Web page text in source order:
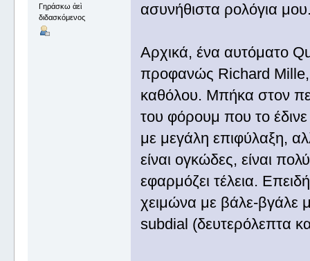
Γηράσκω ἀεὶ
διδασκόμενος
ασυνήθιστα ρολόγια
Αρχικά, ένα αυτόματο
προφανώς Richard Mille,
καθόλου. Μπήκα στον
του φόρουμ που το
με μεγάλη επιφύλαξη,
είναι ογκώδες, είναι
εφαρμόζει τέλεια.
χειμώνα με βάλε-βγάλε
subdial (δευτερόλεπτα